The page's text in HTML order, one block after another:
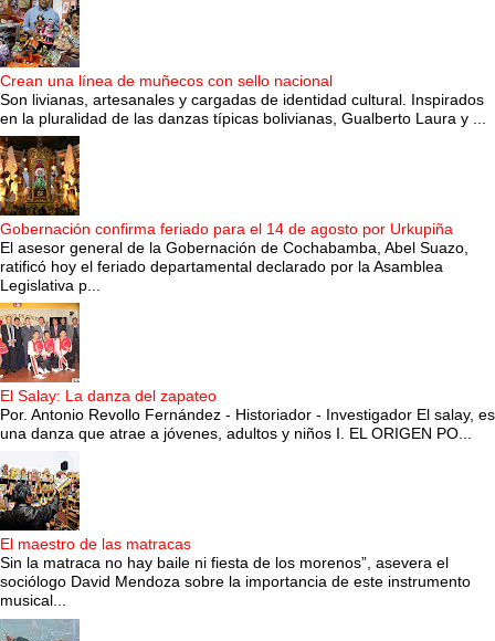
Crean una línea de muñecos con sello nacional
Son livianas, artesanales y cargadas de identidad cultural. Inspirados
en la pluralidad de las danzas típicas bolivianas, Gualberto Laura y ...
Gobernación confirma feriado para el 14 de agosto por Urkupiña
El asesor general de la Gobernación de Cochabamba, Abel Suazo,
ratificó hoy el feriado departamental declarado por la Asamblea
Legislativa p...
El Salay: La danza del zapateo
Por. Antonio Revollo Fernández - Historiador - Investigador El salay, es
una danza que atrae a jóvenes, adultos y niños I. EL ORIGEN PO...
El maestro de las matracas
Sin la matraca no hay baile ni fiesta de los morenos”, asevera el
sociólogo David Mendoza sobre la importancia de este instrumento
musical...